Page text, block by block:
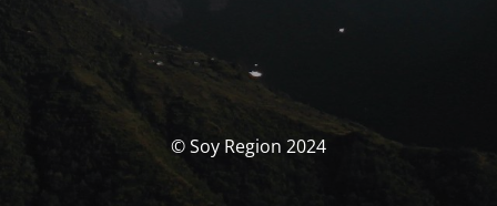
© Soy Region 2024